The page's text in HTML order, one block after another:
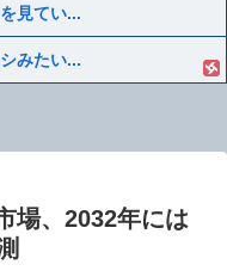
見てい...
みたい...
場、2032年には